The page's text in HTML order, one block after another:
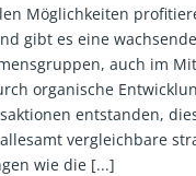
Möglichkeiten
gibt es eine
auch im
organische
entstanden,
vergleichbare
wie die [...]